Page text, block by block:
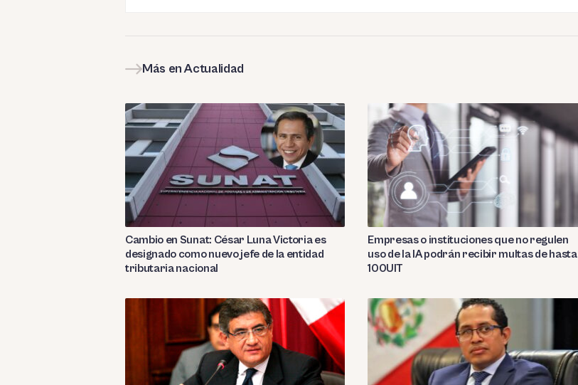
Más en Actualidad
Cambio en Sunat: César Luna Victoria es
designado como nuevo jefe de la entidad
tributaria nacional
Empresas o instituciones que no regulen
uso de la IA podrán recibir multas de hasta
100UIT